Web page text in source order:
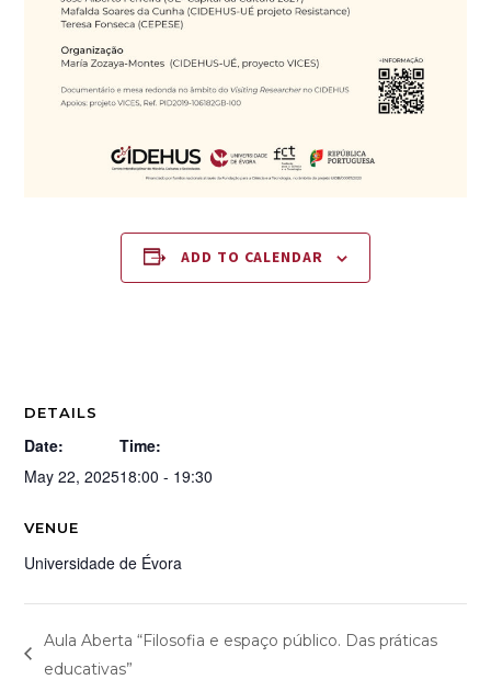
ADD TO CALENDAR
DETAILS
Date:
May 22, 2025
Time:
18:00 - 19:30
VENUE
Universidade de Évora
Aula Aberta “Filosofia e espaço público. Das práticas
educativas”